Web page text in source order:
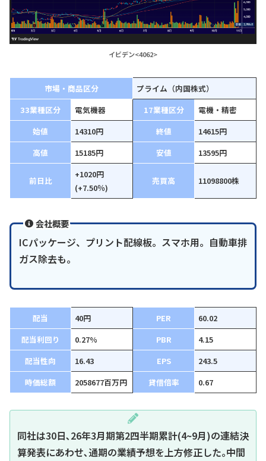
イビデン<4062>
市場・商品区分
プライム（内国株式）
33業種区分
電気機器 17業種区分
電機・精密
始値
14310円 終値
14615円
高値
15185円 安値 13595円
前日比
+1020円
(+7.50％)
売買高 11098800株
会社概要
ICパッケージ、プリント配線板。スマホ用。自動車排
ガス除去も。
配当 40円 PER
60.02
配当利回り
0.27% PBR
4.15
配当性向
16.43 EPS
243.5
時価総額
2058677百万円 貸借倍率 0.67
同社は30日､26年3月期第2四半期累計(4~9月)の連結決
算発表にあわせ､通期の業績予想を上方修正した｡中間